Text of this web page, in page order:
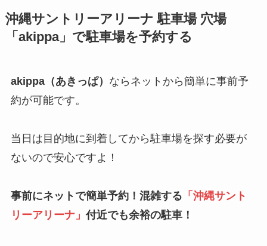
沖縄サントリーアリーナ 駐車場 穴場
「akippa」で駐車場を予約する
akippa（あきっぱ） ならネットから簡単に事前予
約が可能です。
当日は目的地に到着してから駐車場を探す必要が
ないので安心ですよ！
事前にネットで簡単予約！混雑する 「 沖縄サント
リーアリーナ」付近でも余裕の駐車！